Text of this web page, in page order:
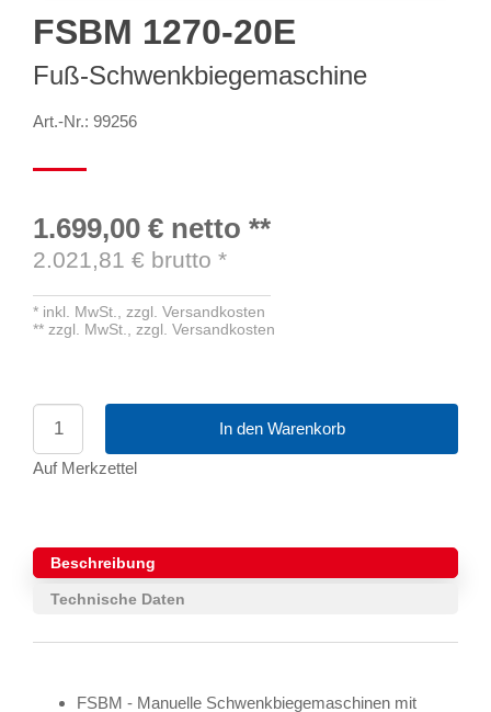
FSBM 1270-20E
Fuß-Schwenkbiegemaschine
Art.-Nr.: 99256
1.699,00 € netto **
2.021,81 € brutto *
* inkl. MwSt., zzgl. Versandkosten
** zzgl. MwSt., zzgl. Versandkosten
In den Warenkorb
Auf Merkzettel
Beschreibung
Technische Daten
FSBM - Manuelle Schwenkbiegemaschinen mit